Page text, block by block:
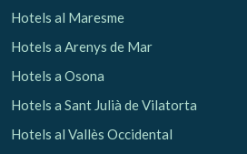
Gestionar la meva
Verificar
Hotels al Maresme
Hotels a Arenys de Mar
Hotels a Osona
Hotels a Sant Julià de Vilatorta
Hotels al Vallès Occidental